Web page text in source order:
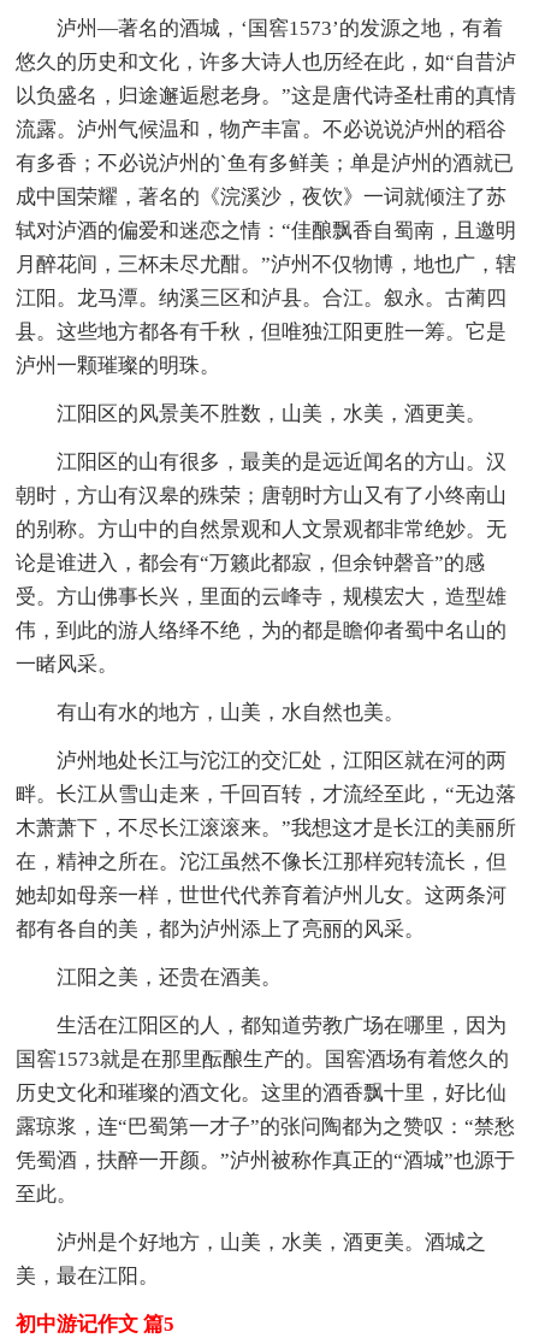
泸州—著名的酒城，‘国窖1573’的发源之地，有着
悠久的历史和文化，许多大诗人也历经在此，如“自昔泸
以负盛名，归途邂逅慰老身。”这是唐代诗圣杜甫的真情
流露。泸州气候温和，物产丰富。不必说说泸州的稻谷
有多香；不必说泸州的`鱼有多鲜美；单是泸州的酒就已
成中国荣耀，著名的《浣溪沙，夜饮》一词就倾注了苏
轼对泸酒的偏爱和迷恋之情：“佳酿飘香自蜀南，且邀明
月醉花间，三杯未尽尤酣。”泸州不仅物博，地也广，辖
江阳。龙马潭。纳溪三区和泸县。合江。叙永。古蔺四
县。这些地方都各有千秋，但唯独江阳更胜一筹。它是
泸州一颗璀璨的明珠。
江阳区的风景美不胜数，山美，水美，酒更美。
江阳区的山有很多，最美的是远近闻名的方山。汉
朝时，方山有汉皋的殊荣；唐朝时方山又有了小终南山
的别称。方山中的自然景观和人文景观都非常绝妙。无
论是谁进入，都会有“万籁此都寂，但余钟磬音”的感
受。方山佛事长兴，里面的云峰寺，规模宏大，造型雄
伟，到此的游人络绎不绝，为的都是瞻仰者蜀中名山的
一睹风采。
有山有水的地方，山美，水自然也美。
泸州地处长江与沱江的交汇处，江阳区就在河的两
畔。长江从雪山走来，千回百转，才流经至此，“无边落
木萧萧下，不尽长江滚滚来。”我想这才是长江的美丽所
在，精神之所在。沱江虽然不像长江那样宛转流长，但
她却如母亲一样，世世代代养育着泸州儿女。这两条河
都有各自的美，都为泸州添上了亮丽的风采。
江阳之美，还贵在酒美。
生活在江阳区的人，都知道劳教广场在哪里，因为
国窖1573就是在那里酝酿生产的。国窖酒场有着悠久的
历史文化和璀璨的酒文化。这里的酒香飘十里，好比仙
露琼浆，连“巴蜀第一才子”的张问陶都为之赞叹：“禁愁
凭蜀酒，扶醉一开颜。”泸州被称作真正的“酒城”也源于
至此。
泸州是个好地方，山美，水美，酒更美。酒城之
美，最在江阳。
初中游记作文 篇5